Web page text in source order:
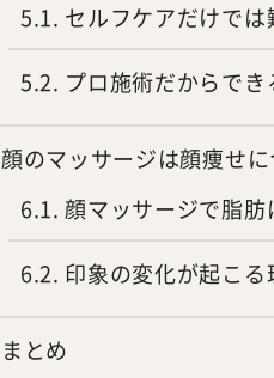
5.1 セルフケアだけで
5.2 プロ施術だからで
顔のマッサージは顔痩せ
6.1 顔マッサージで脂肪
6.2 印象の変化が起こる
まとめ